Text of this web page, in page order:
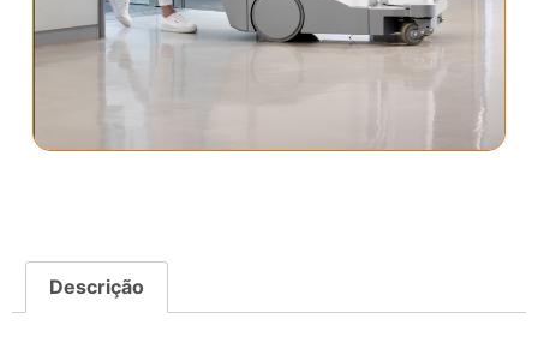
Descrição